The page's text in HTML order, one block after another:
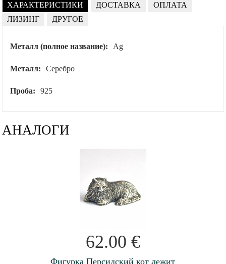
ХАРАКТЕРИСТИКИ ДОСТАВКА
ОПЛАТА
ЛИЗИНГ
ДРУГОЕ
Металл (полное название): Ag
Металл: Серебро
Проба: 925
АНАЛОГИ
62.00 €
Фигурка Персидский кот лежит